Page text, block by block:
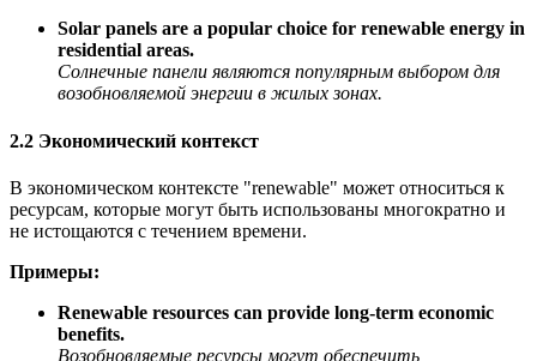
Solar panels are a popular choice for renewable energy in
residential areas.
Солнечные панели являются популярным выбором для
возобновляемой энергии в жилых зонах.
2.2 Экономический контекст
В экономическом контексте "renewable" может относиться к
ресурсам, которые могут быть использованы многократно и
не истощаются с течением времени.
Примеры:
Renewable resources can provide long-term economic
benefits.
Возобновляемые ресурсы могут обеспечить